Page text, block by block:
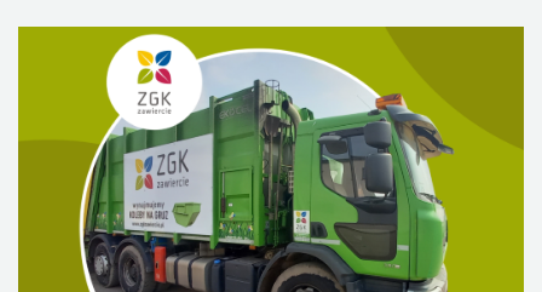
O SPÓŁCE
DLA MIESZKAŃCÓW
OFERTA
PSZOK
EDUKACJA